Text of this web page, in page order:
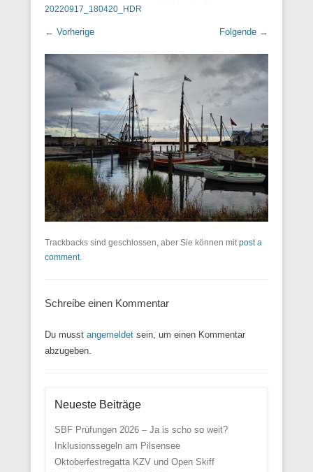
20220917_180420_HDR
← Vorherige Folgende →
Trackbacks sind geschlossen, aber Sie können mitpost a
comment.
Schreibe einen Kommentar
Du musst angemeldet sein, um einen Kommentar
abzugeben.
Neueste Beiträge
SBF Prüfungen 2026 – Ja is scho so weit?
Inklusionssegeln am Pilsensee
Oktoberfestregatta KZV und Open Skiff